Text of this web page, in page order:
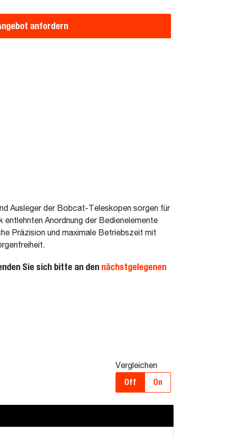
anfordern
Ausleger der Bobcat-Teleskopen sorgen für
Anordnung der Bedienelemente
Präzision und maximale Betriebszeit mit
Sie sich bitte an den nächstgelegenen
Vergleichen
Off On